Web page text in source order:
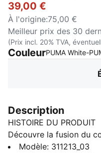
39,00 €
À l'origine:75,00 €
Meilleur prix des 30
(Prix incl. 20% TVA,
CouleurPUMA White-
Description
HISTOIRE DU PRODUIT
Découvre la fusion du
nouvelle édition des
Modèle: 311213_03